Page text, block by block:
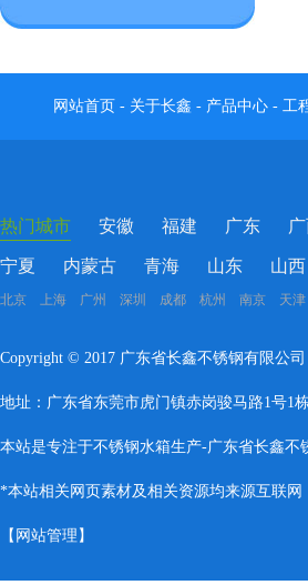
网站首页 - 关于长鑫 - 产品中心 - 工
热门城市 安徽 福建 广东
宁夏 内蒙古 青海 山东 山西
北京 上海 广州 深圳 成都 杭州 南京 天
Copyright © 2017 广东省长鑫不锈钢有限公
地址：广东省东莞市虎门镇赤岗骏马路1号1
本站是专注于不锈钢水箱生产-广东省长鑫
*本站相关网页素材及相关资源均来源互联
【 网站管理 】